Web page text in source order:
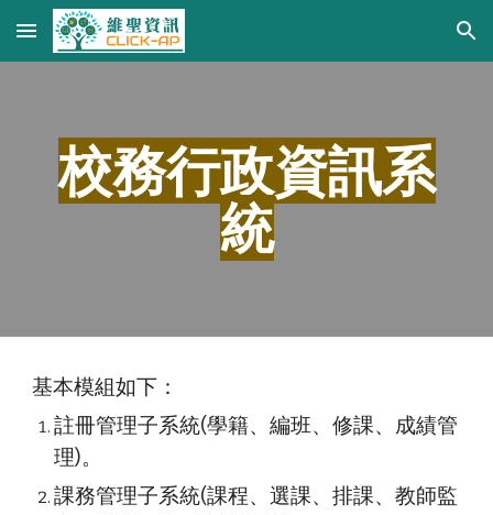
Skip to main content Skip to navigation
校務行政資訊系
統
基本模組如下：
註冊管理子系統(學籍、編班、修課、成績管
理)。
課務管理子系統(課程、選課、排課、教師監